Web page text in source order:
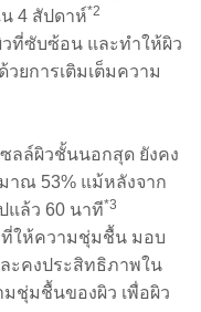
4 สัปดาห์*2
ที่ซับซ้อน และทำให้ผิว
ยการเติมเต็มความ
ลล์ผิวชั้นนอกสุด ยังคง
าณ 53% แม้หลังจาก
ล้ว 60 นาที*3
ให้ความชุ่มชื้น มอบ
ะคงประสิทธิภาพใน
มชุ่มชื้นของผิว เพื่อผิว